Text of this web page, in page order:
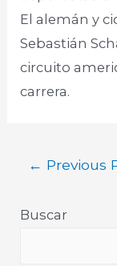
El alemán y
Sebastián
circuito
carrera.
← Previous
Buscar